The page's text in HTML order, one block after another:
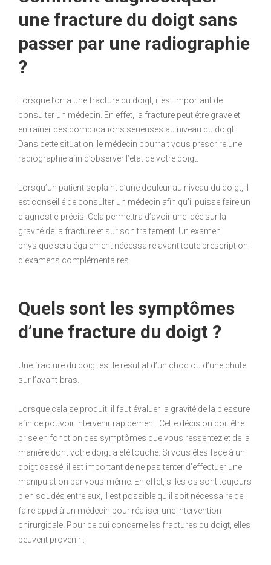
une fracture du doigt sans
passer par une radiographie
?
Lorsque l’on a une fracture du doigt, il est important de
consulter un médecin. En effet, la fracture peut être grave et
entraîner des complications sérieuses au niveau du doigt.
Dans cette situation, le médecin pourrait vous prescrire une
radiographie afin d’observer l’état de votre doigt.
Lorsqu’un patient se plaint d’une douleur au niveau du doigt, il
est conseillé de consulter un médecin afin qu’il puisse faire un
diagnostic précis. Cela permettra d’avoir une idée sur la
gravité de la fracture et sur son traitement. Un examen
physique sera également nécessaire avant toute prescription
d’examens complémentaires.
Quels sont les symptômes
d’une fracture du doigt ?
Une fracture du doigt est le résultat d’un choc ou d’une chute
sur l’avant-bras.
Lorsque cela se produit, il faut évaluer la gravité de la blessure
afin de pouvoir intervenir rapidement. Cette décision doit être
prise en fonction des symptômes que vous ressentez et de la
manière dont votre doigt a été touché. Si vous êtes face à un
doigt cassé, il est important de ne pas tenter d’effectuer une
manipulation par vous-même. En effet, si les os sont toujours
bien soudés entre eux, il est possible qu’il soit nécessaire de
faire appel à un médecin pour réaliser une intervention
chirurgicale. Pour ce qui concerne les fractures du doigt, elles
peuvent provenir :